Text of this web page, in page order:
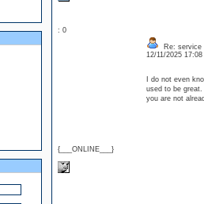
: 0
{___ONLINE___}
Re: service
12/11/2025
I do not even
used to be great.
you are not